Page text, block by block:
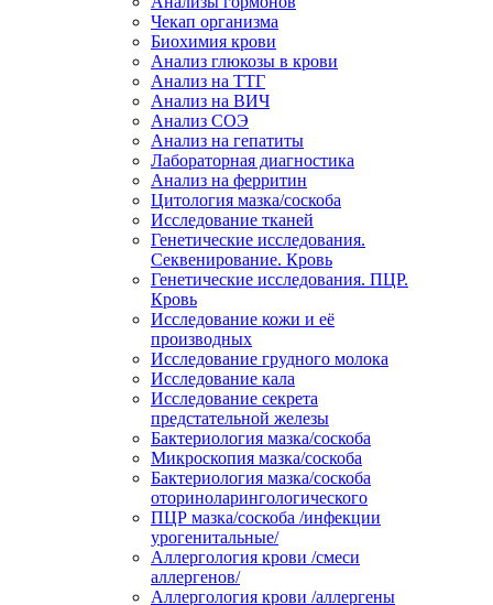
Чекап организма
Биохимия крови
Анализ глюкозы в крови
Анализ на ТТГ
Анализ на ВИЧ
Анализ СОЭ
Анализ на гепатиты
Лабораторная диагностика
Анализ на ферритин
Цитология мазка/соскоба
Исследование тканей
Генетические исследования.
Секвенирование. Кровь
Генетические исследования. ПЦР.
Кровь
Исследование кожи и её
производных
Исследование грудного молока
Исследование кала
Исследование секрета
предстательной железы
Бактериология мазка/соскоба
Микроскопия мазка/соскоба
Бактериология мазка/соскоба
оториноларингологического
ПЦР мазка/соскоба /инфекции
урогенитальные/
Аллергология крови /смеси
аллергенов/
Аллергология крови /аллергены